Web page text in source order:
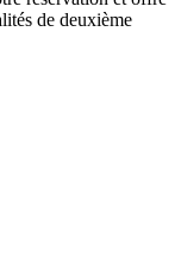
de deuxième